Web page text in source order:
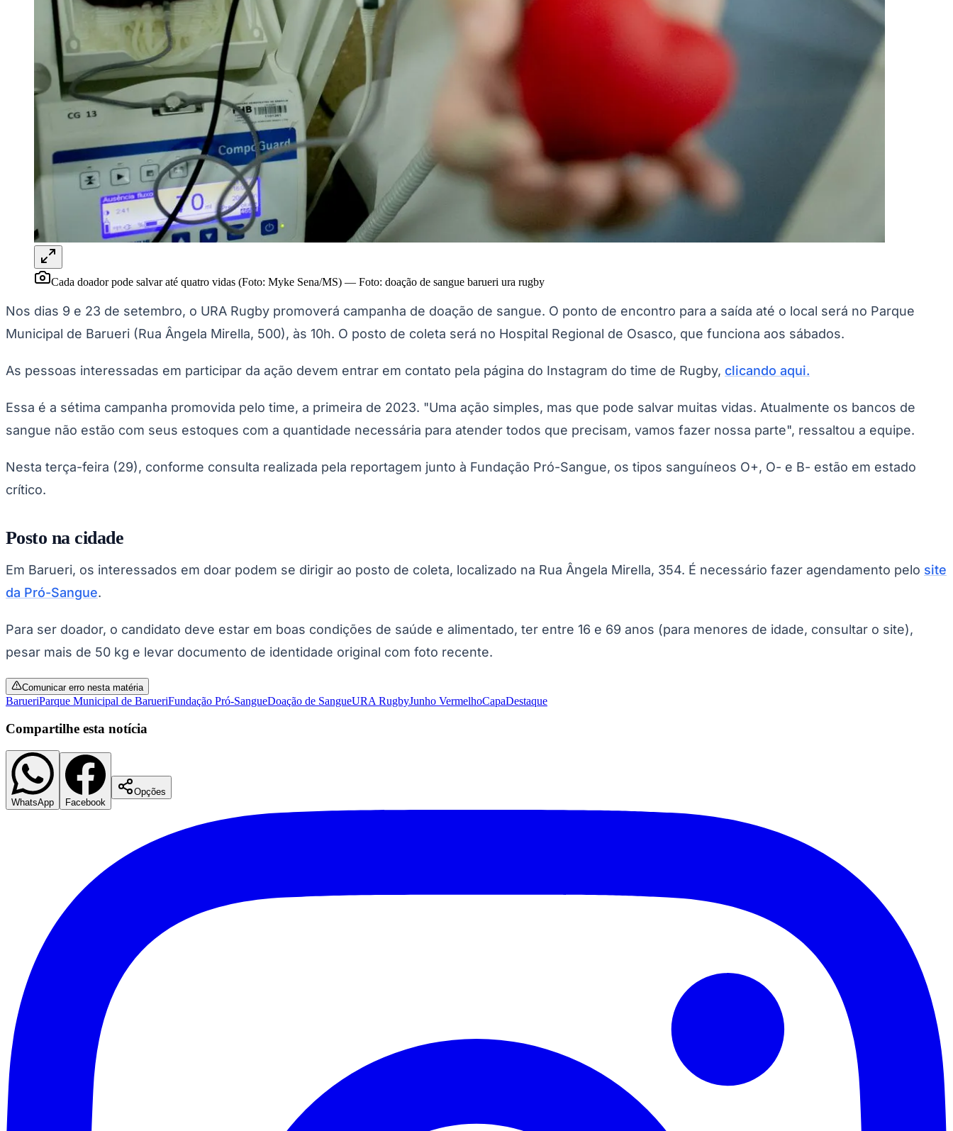
Anuncie Regional
Guia de Empresas
Vagas na Região
Hub de Negócios
Guia Comercial
Selo Verificado
Portal Educacional
Agenda de Vestibulares
Panorama Econômico
Panorama Econômico
Anuncie no Portal
Verificar Empresa
Anunciar Vagas
Publicidade Legal
NFL
Fórmula 1
UFC
MLB
NHL
Vôlei
NBB
Competições de Futebol
Brasileirão Série A
Brasileirão Série B
Paulistão
Sul-Americana
Copa América
Premier League
Bundesliga
Times - Ir direto
Palmeiras
Cada doador pode salvar até quatro vidas (Foto: Myke Sena/MS) — Foto: doação de sangue barueri ura rugby
Nos dias 9 e 23 de setembro, o URA Rugby promoverá campanha de doação de sangue. O ponto de encontro para a saída até o local será no Parque
Municipal de Barueri (Rua Ângela Mirella, 500), às 10h. O posto de coleta será no Hospital Regional de Osasco, que funciona aos sábados.
As pessoas interessadas em participar da ação devem entrar em contato pela página do Instagram do time de Rugby, clicando aqui.
Essa é a sétima campanha promovida pelo time, a primeira de 2023. "Uma ação simples, mas que pode salvar muitas vidas. Atualmente os bancos de
sangue não estão com seus estoques com a quantidade necessária para atender todos que precisam, vamos fazer nossa parte", ressaltou a equipe.
Nesta terça-feira (29), conforme consulta realizada pela reportagem junto à Fundação Pró-Sangue, os tipos sanguíneos O+, O- e B- estão em estado
crítico.
Posto na cidade
Em Barueri, os interessados em doar podem se dirigir ao posto de coleta, localizado na Rua Ângela Mirella, 354. É necessário fazer agendamento pelo site
da Pró-Sangue.
Para ser doador, o candidato deve estar em boas condições de saúde e alimentado, ter entre 16 e 69 anos (para menores de idade, consultar o site),
pesar mais de 50 kg e levar documento de identidade original com foto recente.
Comunicar erro nesta matéria
BarueriParque Municipal de BarueriFundação Pró-SangueDoação de SangueURA RugbyJunho VermelhoCapaDestaque
Compartilhe esta notícia
WhatsApp Facebook
Opções